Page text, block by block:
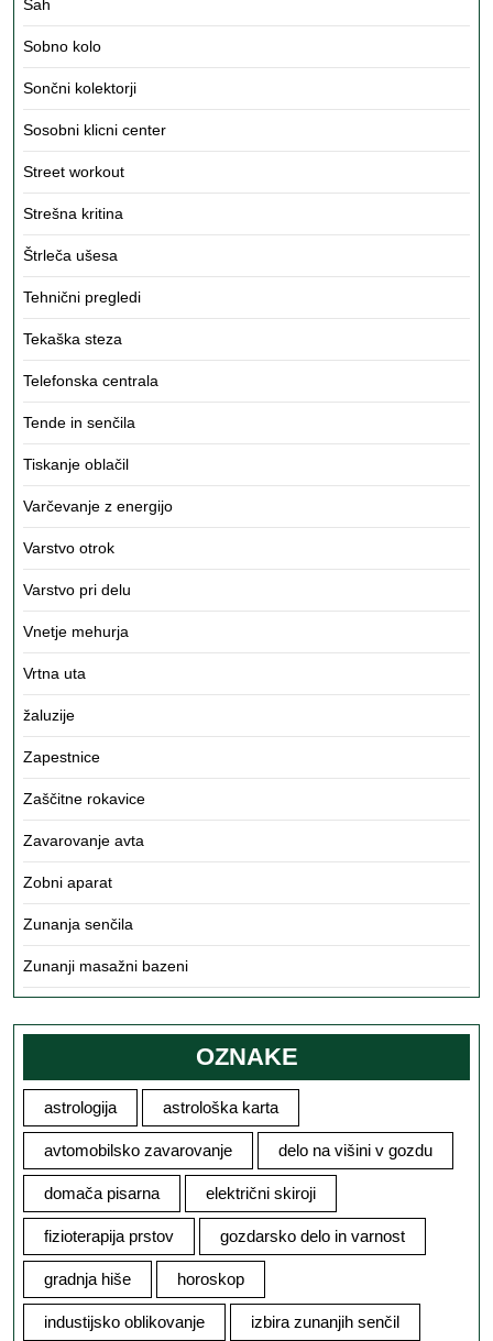
Šah
Sobno kolo
Sončni kolektorji
Sosobni klicni center
Street workout
Strešna kritina
Štrleča ušesa
Tehnični pregledi
Tekaška steza
Telefonska centrala
Tende in senčila
Tiskanje oblačil
Varčevanje z energijo
Varstvo otrok
Varstvo pri delu
Vnetje mehurja
Vrtna uta
žaluzije
Zapestnice
Zaščitne rokavice
Zavarovanje avta
Zobni aparat
Zunanja senčila
Zunanji masažni bazeni
OZNAKE
astrologija astrološka karta
avtomobilsko zavarovanje delo na višini v gozdu
domača pisarna električni skiroji
fizioterapija prstov gozdarsko delo in varnost
gradnja hiše horoskop
industijsko oblikovanje izbira zunanjih senčil